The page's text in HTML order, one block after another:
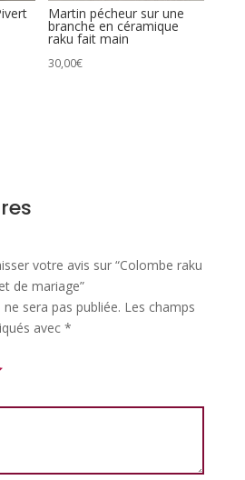
Martin pécheur sur une
branche en céramique
raku fait main
30,00€
votre avis sur “Colombe raku
de mariage”
sera pas publiée. Les champs
avec *